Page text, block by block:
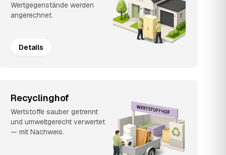
Wertgegenstände werden
angerechnet.
Details
Recyclinghof
Wertstoffe sauber getrennt
und umweltgerecht verwertet
— mit Nachweis.